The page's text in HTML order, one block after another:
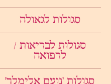
סגולות לגאולה
סגולות לבריאות /
לרפואה
סגולות ׳נועם אלימלך׳